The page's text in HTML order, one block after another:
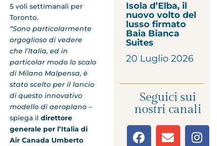
5 voli settimanali per
Toronto.
“Sono particolarmente
orgoglioso di vedere
che l’Italia, ed in
particolar modo lo scalo
di Milano Malpensa, è
stato scelto per il lancio
di questo innovativo
modello di aeroplano –
spiega il direttore
generale per l’Italia di
Air Canada Umberto
Isola d’Elba, il
nuovo volto del
lusso firmato
Baia Bianca
Suites
20 Luglio 2026
Seguici sui
nostri canali